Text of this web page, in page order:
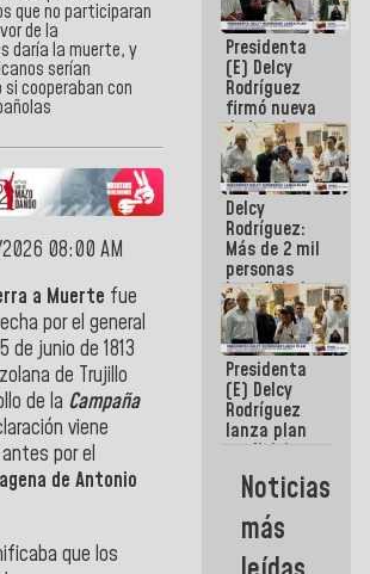
que no participaran
de la
daría la muerte, y
serían
cooperaban con
08:00 AM
a Muerte fue
por el general
de junio de 1813
de Trujillo
de la Campaña
viene
por el
de Antonio
que los
Primavera
en Caracas
Presidenta
(E) Delcy
Rodríguez
firmó nueva
de Ley de
Arrendamiento
aprobada
por la AN
Delcy
Rodríguez:
Más de 2 mil
personas
beneficiadas
con planes
para
atención de
emergencia
sísmica en
la última
semana
Presidenta
(E) Delcy
Rodríguez
lanza plan
crediticio
con subsidio
a Juntas de
Condominio
Noticias
más